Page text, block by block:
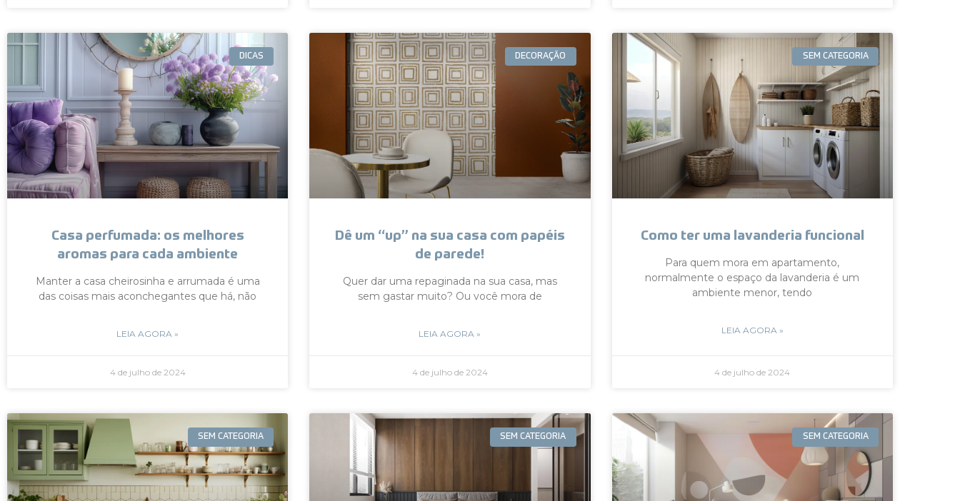
DICAS
Casa perfumada: os melhores
aromas para cada ambiente
Manter a casa cheirosinha e arrumada é uma
das coisas mais aconchegantes que há, não
LEIA AGORA »
4 de julho de 2024
DECORAÇÃO
Dê um “up” na sua casa com papéis
de parede!
Quer dar uma repaginada na sua casa, mas
sem gastar muito? Ou você mora de
LEIA AGORA »
4 de julho de 2024
SEM CATEGORIA
Como ter uma lavanderia funcional
Para quem mora em apartamento,
normalmente o espaço da lavanderia é um
ambiente menor, tendo
LEIA AGORA »
4 de julho de 2024
SEM CATEGORIA SEM CATEGORIA SEM CATEGORIA